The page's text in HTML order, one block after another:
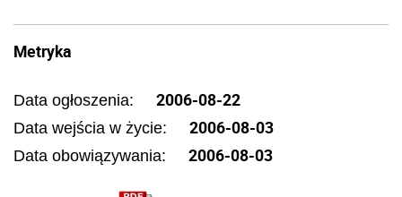
Metryka
Data ogłoszenia: 2006-08-22
Data wejścia w życie: 2006-08-03
Data obowiązywania: 2006-08-03